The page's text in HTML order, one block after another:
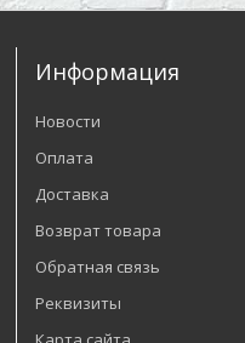
Информация
Новости
Оплата
Доставка
Возврат товара
Обратная связь
Реквизиты